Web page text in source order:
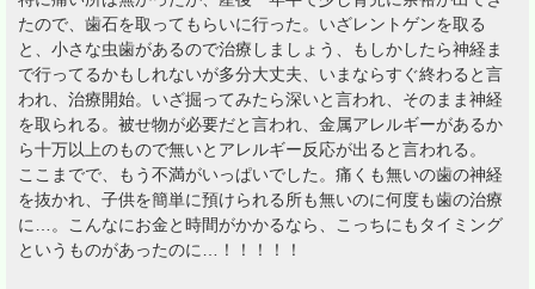
たので、歯石を取ってもらいに行った。いざレントゲンを取る
と、小さな虫歯があるので治療しましょう、もしかしたら神経ま
で行ってるかもしれないが多分大丈夫、いまならすぐ終わると言
われ、治療開始。いざ掘ってみたら深いと言われ、そのまま神経
を取られる。被せ物が必要だと言われ、金属アレルギーがあるか
ら十万以上のもので無いとアレルギー反応が出ると言われる。
ここまでで、もう不満がいっぱいでした。痛くも無いの歯の神経
を抜かれ、子供を簡単に預けられる所も無いのに何度も歯の治療
に…。こんなにお金と時間がかかるなら、こっちにもタイミング
というものがあったのに…！！！！！